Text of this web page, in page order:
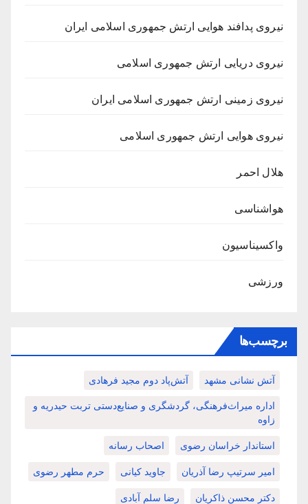
نیروی پدافند هوایی ارتش جمهوری اسلامی ایران
نیروی دریایی ارتش جمهوری اسلامی
نیروی زمینی ارتش جمهوری اسلامی ایران
نیروی هوایی ارتش جمهوری اسلامی
هلال احمر
هواشناسی
واکسیناسیون
ورزشی
برچسب‌ها
آتش نشانی مشهد آتش‌پاد دوم مجید فرهادی
اداره میراث‌فرهنگی، گردشگری و صنایع‌دستی تربت حیدریه و
زاوه
استاندار خراسان رضوی اصحاب رسانه
امیر سرتیپ رضا آذریان جاوید کیانی حرم مطهر رضوی
دکتر محسن ذاکریان رضا سلم آبادی